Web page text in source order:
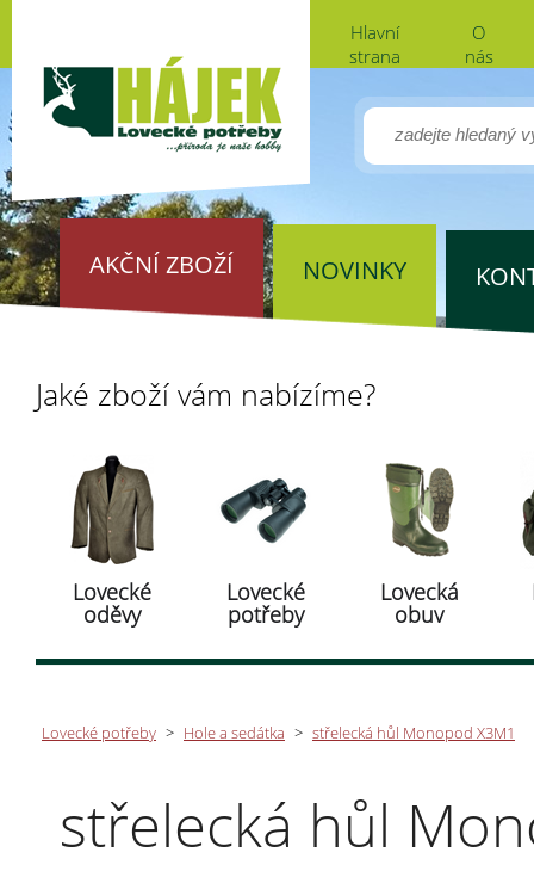
Hlavní
strana
O
nás
AKČNÍ ZBOŽÍ NOVINKY
Jaké zboží vám nabízíme?
Lovecké
oděvy
Lovecké
potřeby
Lovecká
obuv
Lovecké potřeby > Hole a sedátka > střelecká hůl Monopod X3M1
střelecká hůl